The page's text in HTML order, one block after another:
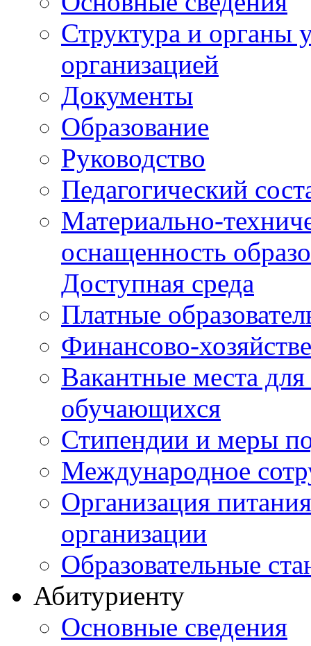
Структура и органы
организацией
Документы
Образование
Руководство
Педагогический
Материально-
оснащенность
Доступная среда
Платные
Финансово-
Вакантные места
обучающихся
Стипендии и меры
Международное
Организация
организации
Образовательные
Абитуриенту
Основные сведения